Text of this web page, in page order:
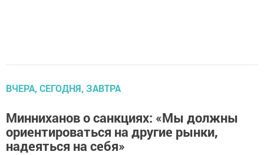
ВЧЕРА, СЕГОДНЯ, ЗАВТРА
Минниханов о санкциях: «Мы должны
ориентироваться на другие рынки,
надеяться на себя»